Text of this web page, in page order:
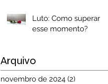
Luto: Como superar
esse momento?
Arquivo
novembro de 2024 (2)